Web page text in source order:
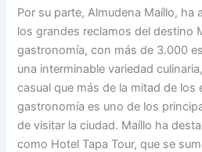
Por su parte, Almudena Maíllo, ha
los grandes reclamos del destino
gastronomía, con más de 3.000
una interminable variedad
casual que más de la mitad de los
gastronomía es uno de los
de visitar la ciudad. Maíllo ha
como Hotel Tapa Tour, que se